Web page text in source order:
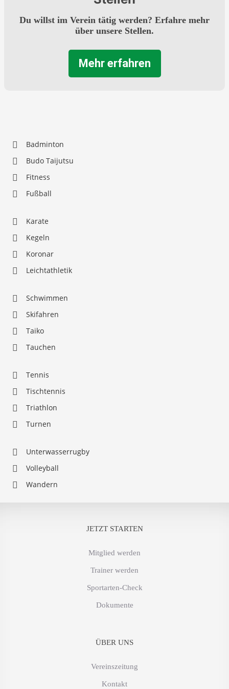
Du willst im Verein tätig werden? Erfahre mehr
über unsere Stellen.
Mehr erfahren
Badminton
Budo Taijutsu
Fitness
Fußball
Karate
Kegeln
Koronar
Leichtathletik
Schwimmen
Skifahren
Taiko
Tauchen
Tennis
Tischtennis
Triathlon
Turnen
Unterwasserrugby
Volleyball
Wandern
JETZT STARTEN
Mitglied werden
Trainer werden
Sportarten-Check
Dokumente
ÜBER UNS
Vereinszeitung
Kontakt